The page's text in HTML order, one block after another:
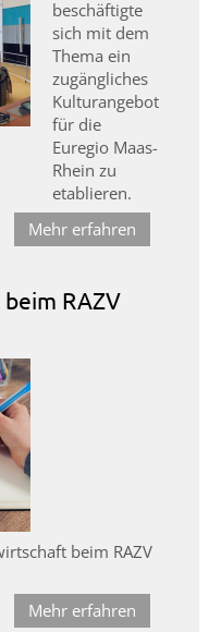
beschäftigte
sich mit dem
Thema ein
zugängliches
Kulturangebot
für die
Euregio Maas-
Rhein zu
etablieren.
Mehr erfahren
RAZV
beim RAZV
Mehr erfahren